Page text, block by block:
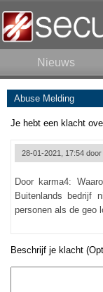
Nieuws
Abuse Melding
Je hebt een klacht
28-01-2021, 17:54 door
Door karma4:
Buitenlands bedrijf
personen als de geo
Beschrijf je klacht